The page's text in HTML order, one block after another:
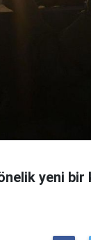
yeni bir